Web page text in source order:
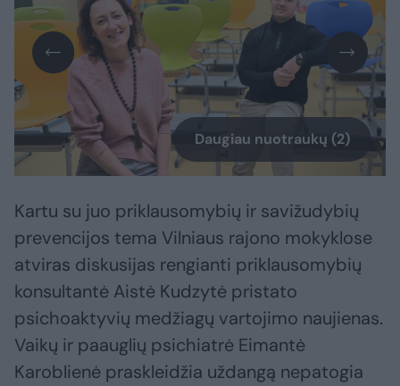
Daugiau nuotraukų (2)
Kartu su juo priklausomybių ir savižudybių
prevencijos tema Vilniaus rajono mokyklose
atviras diskusijas rengianti priklausomybių
konsultantė Aistė Kudzytė pristato
psichoaktyvių medžiagų vartojimo naujienas.
Vaikų ir paauglių psichiatrė Eimantė
Karoblienė praskleidžia uždangą nepatogia